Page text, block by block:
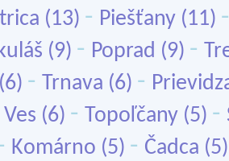
(13) - Piešťany (11)
(9) - Poprad (9) -
(6) - Trnava (6) -
(6) - Topoľčany (5) -
Komárno (5) - Čadca